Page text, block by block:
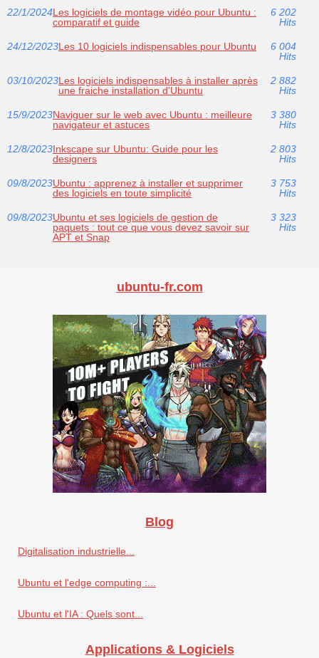
22/1/2024Les logiciels de montage vidéo pour Ubuntu :
comparatif et guide
6 202
Hits
24/12/2023Les 10 logiciels indispensables pour Ubuntu
6 004
Hits
03/10/2023Les logiciels indispensables à installer après
une fraiche installation d'Ubuntu
2 882
Hits
15/9/2023Naviguer sur le web avec Ubuntu : meilleure
navigateur et astuces
3 380
Hits
12/8/2023Inkscape sur Ubuntu: Guide pour les
designers
2 803
Hits
09/8/2023Ubuntu : apprenez à installer et supprimer
des logiciels en toute simplicité
3 753
Hits
09/8/2023Ubuntu et ses logiciels de gestion de
paquets : tout ce que vous devez savoir sur
APT et Snap
3 323
Hits
ubuntu-fr.com
Blog
Digitalisation industrielle...
Ubuntu et l'edge computing :...
Ubuntu et l'IA : Quels sont...
Applications & Logiciels